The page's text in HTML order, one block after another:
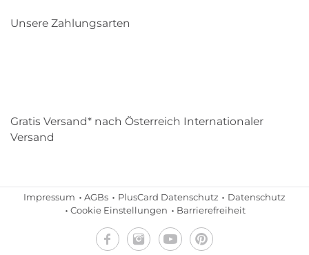
Unsere Zahlungsarten
Gratis Versand* nach Österreich Internationaler
Versand
Impressum AGBs PlusCard Datenschutz
Datenschutz
Cookie Einstellungen
Barrierefreiheit